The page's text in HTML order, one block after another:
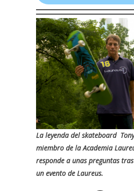
La leyenda del skateboard
miembro de laAcademia
responde a unas preguntas
un evento de Laureus.